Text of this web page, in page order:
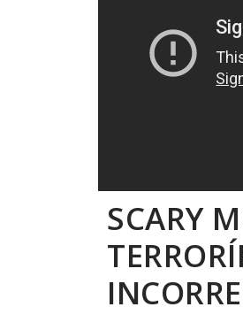
SCARY